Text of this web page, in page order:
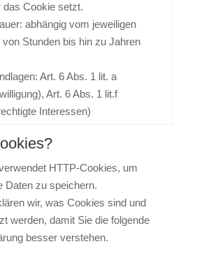
das Cookie setzt.
abhängig vom jeweiligen
Stunden bis hin zu Jahren
Art. 6 Abs. 1 lit. a
Art. 6 Abs. 1 lit.f
Interessen)
HTTP-Cookies, um
Daten zu speichern.
wir, was Cookies sind und
werden, damit Sie die folgende
besser verstehen.